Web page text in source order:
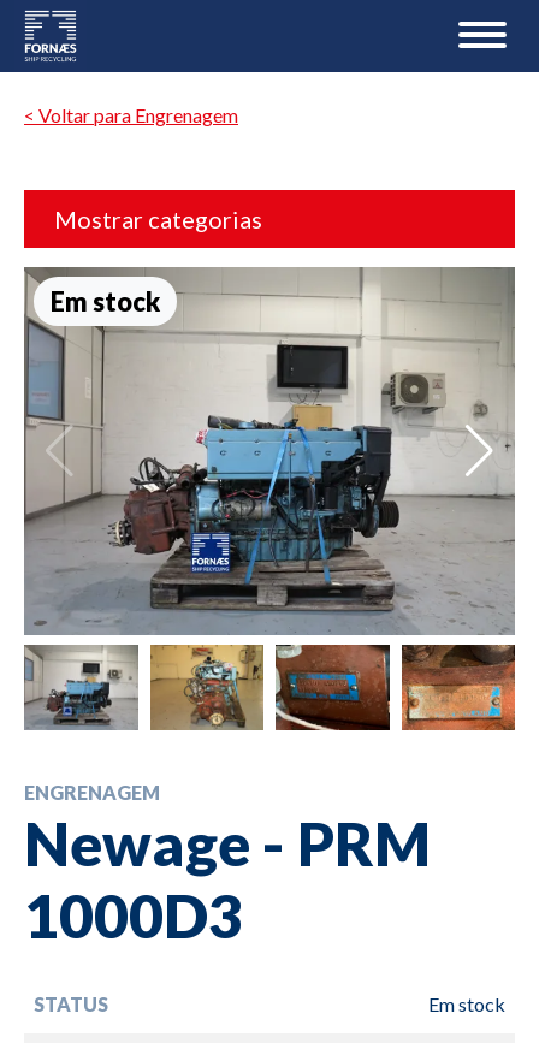
< Voltar para Engrenagem
Mostrar categorias
Em stock
ENGRENAGEM
Newage - PRM
1000D3
STATUS Em stock